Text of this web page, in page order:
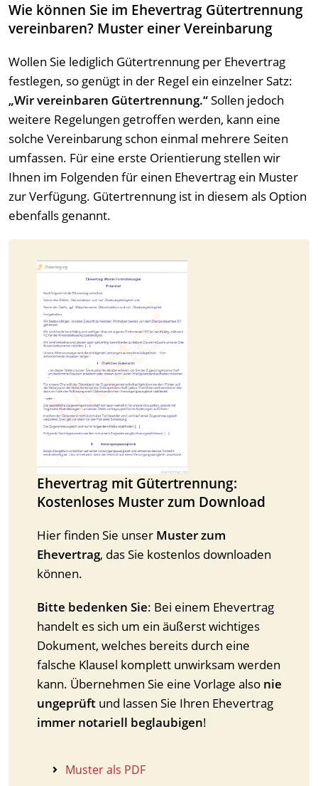
Wie können Sie im Ehevertrag Gütertrennung
vereinbaren? Muster einer Vereinbarung
Wollen Sie lediglich Gütertrennung per Ehevertrag
festlegen, so genügt in der Regel ein einzelner Satz:
„Wir vereinbaren Gütertrennung.“Sollen jedoch
weitere Regelungen getroffen werden, kann eine
solche Vereinbarung schon einmal mehrere Seiten
umfassen. Für eine erste Orientierung stellen wir
Ihnen im Folgenden für einen Ehevertrag ein Muster
zur Verfügung. Gütertrennung ist in diesem als Option
ebenfalls genannt.
Ehevertrag mit Gütertrennung:
Kostenloses Muster zum Download
Hier finden Sie unser Muster zum
Ehevertrag, das Sie kostenlos downloaden
können.
Bitte bedenken Sie: Bei einem Ehevertrag
handelt es sich um ein äußerst wichtiges
Dokument, welches bereits durch eine
falsche Klausel komplett unwirksam werden
kann. Übernehmen Sie eine Vorlage also nie
ungeprüft und lassen Sie Ihren Ehevertrag
immer notariell beglaubigen!
Muster als PDF